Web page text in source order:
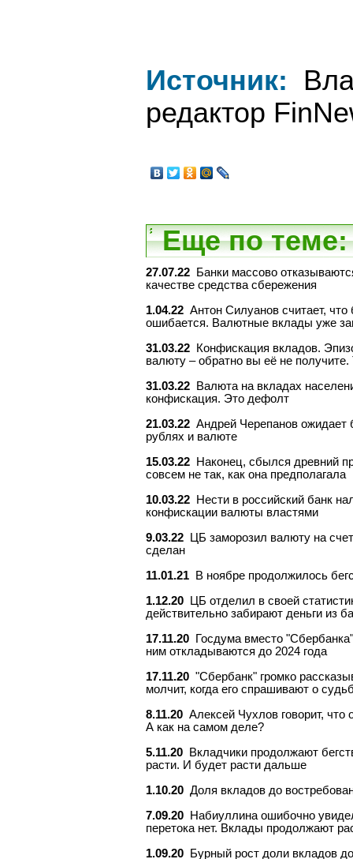
Источник:
редактор
Еще по теме:
27.07.22
Банки массово
качестве средства сбережения
1.04.22 Антон Силуанов считает,
ошибается. Валютные вклады уже
31.03.22
Конфискация вкладов.
валюту – обратно вы её не получите.
31.03.22
Валюта на вкладах
конфискация. Это дефолт
21.03.22 Андрей Черепанов ожидает
рублях и валюте
15.03.22
Наконец, сбылся древний
совсем не так, как она предполагала
10.03.22
Нести в российский банк
конфискации валюты властями
9.03.22
ЦБ заморозил валюту на
сделан
11.01.21
В ноябре продолжилось
1.12.20
ЦБ отделил в своей
действительно забирают деньги из
17.11.20
Госдума вместо
ним откладываются до 2024 года
17.11.20 "Сбербанк" громко
молчит, когда его спрашивают о
8.11.20 Алексей Чухлов говорит, что
А как на самом деле?
5.11.20
Вкладчики продолжают
расти. И будет расти дальше
1.10.20 Доля вкладов до
7.09.20
Набиуллина ошибочно
перетока нет. Вклады продолжают
1.09.20
Бурный рост доли вкладов